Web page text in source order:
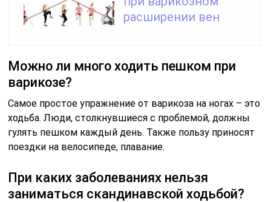
расширении вен
Можно ли много ходить пешком при
варикозе?
Самое простое упражнение от варикоза на ногах – это
ходьба. Люди, столкнувшиеся с проблемой, должны
гулять пешком каждый день. Также пользу приносят
поездки на велосипеде, плавание.
При каких заболеваниях нельзя
заниматься скандинавской ходьбой?